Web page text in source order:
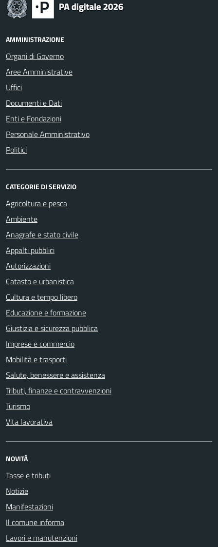
AMMINISTRAZIONE
Organi di Governo
Aree Amministrative
Uffici
Documenti e Dati
Enti e Fondazioni
Personale Amministrativo
Politici
CATEGORIE DI SERVIZIO
Agricoltura e pesca
Ambiente
Anagrafe e stato civile
Appalti pubblici
Autorizzazioni
Catasto e urbanistica
Cultura e tempo libero
Educazione e formazione
Giustizia e sicurezza pubblica
Imprese e commercio
Mobilità e trasporti
Salute, benessere e assistenza
Tributi, finanze e contravvenzioni
Turismo
Vita lavorativa
NOVITÀ
Tasse e tributi
Notizie
Manifestazioni
Il comune informa
Lavori e manutenzioni